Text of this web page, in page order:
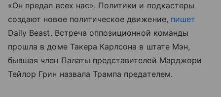
«Он предал всех нас». Политики и подкастеры
создают новое политическое движение, пишет
Daily Beast. Встреча оппозиционной команды
прошла в доме Такера Карлсона в штате Мэн,
бывшая член Палаты представителей Марджори
Тейлор Грин назвала Трампа предателем.